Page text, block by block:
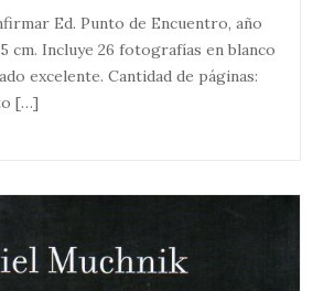
Ed. Punto de Encuentro, año
cm. Incluye 26 fotografías en blanco
excelente. Cantidad de páginas:
[…]